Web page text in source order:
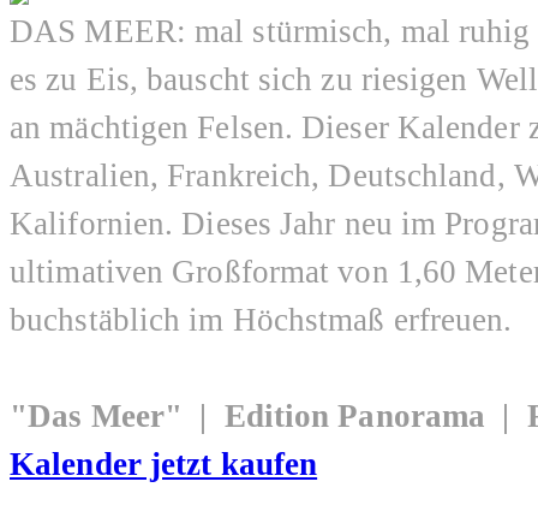
DAS MEER: mal stürmisch, mal
es zu Eis, bauscht sich zu riesigen
an mächtigen Felsen. Dieser
Australien, Frankreich, Deutschland,
Kalifornien. Dieses Jahr neu im
ultimativen Großformat von 1,60
buchstäblich im Höchstmaß erfreuen.
"Das Meer" | Edition Panorama |
Kalender jetzt kaufen